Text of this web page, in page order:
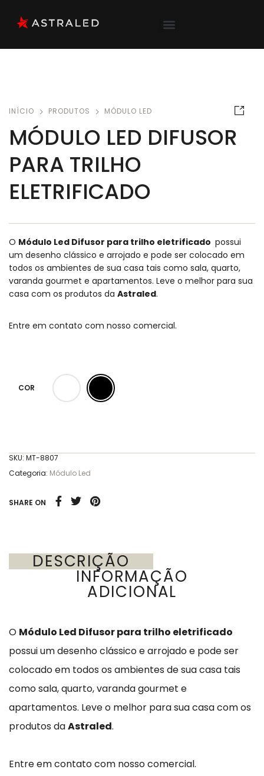
INÍCIO PRODUTOS MÓDULO LED
MÓDULO LED DIFUSOR
PARA TRILHO
ELETRIFICADO
O Módulo Led Difusor para trilho eletrificado possui
um desenho clássico e arrojado e pode ser colocado em
todos os ambientes de sua casa tais como sala, quarto,
varanda gourmet e apartamentos. Leve o melhor para sua
casa com os produtos da Astraled.
Entre em contato com nosso comercial.
COR
SKU: MT-8807
Categoria: Módulo Led
SHARE ON
DESCRIÇÃO
INFORMAÇÃO
ADICIONAL
O Módulo Led Difusor para trilho eletrificado
possui um desenho clássico e arrojado e pode ser
colocado em todos os ambientes de sua casa tais
como sala, quarto, varanda gourmet e
apartamentos. Leve o melhor para sua casa com os
produtos daAstraled.
Entre em contato com nosso comercial.